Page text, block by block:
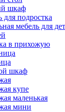
шкаф
для подростка
мебель для
в прихожую
шкаф
купе
маленькая
мини